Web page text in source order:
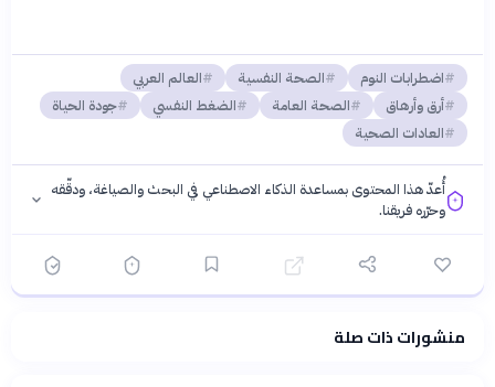
اضطرابات النوم الصحة النفسية
العالم العربي
أرق وأرهاق
الصحة العامة الضغط النفسي
جودة الحياة
العادات الصحية
أُعدّ هذا المحتوى بمساعدة الذكاء الاصطناعي في البحث والصياغة، ودقّقه
وحرّره فريقنا.
فلسفتنا المعرفية· سياسة الذكاء الاصطناعيمنشورات ذات صلة